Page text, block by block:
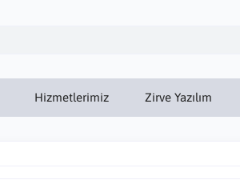
Hizmetlerimiz Zirve Yazılım